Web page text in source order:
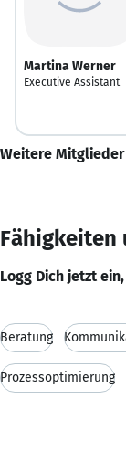
Martina Werner
Executive Assistant
Weitere Mitglieder
Fähigkeiten
Logg Dich jetzt
Beratung
Prozessoptimierung